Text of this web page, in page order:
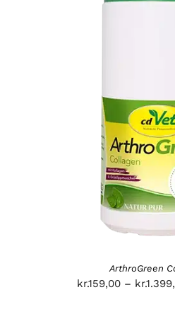
ArthroGreen
kr.159,00 – kr.